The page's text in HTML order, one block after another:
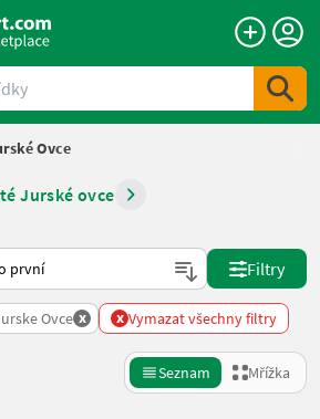
Ovce
Jurské ovce
Landwirt.com
Filtry
Ovce x x Vymazat všechny filtry
Seznam Mřížka